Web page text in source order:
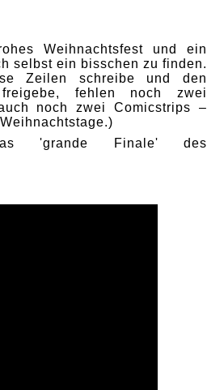
Weihnachtsfest und ein
selbst ein bisschen zu finden.
Zeilen schreibe und den
fehlen noch zwei
noch zwei Comicstrips –
'grande Finale' des